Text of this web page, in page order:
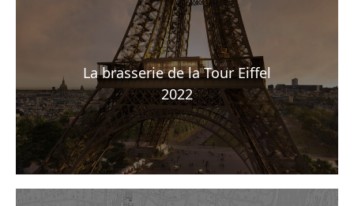
La brasserie de la Tour Eiffel
2022